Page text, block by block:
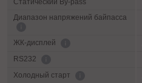
Статический By-pass
Диапазон напряжений байпасса
ЖК-дисплей
RS232
Холодный старт